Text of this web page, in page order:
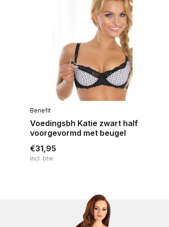
Benefit
Voedingsbh Katie zwart half
voorgevormd met beugel
€31,95
Incl. btw